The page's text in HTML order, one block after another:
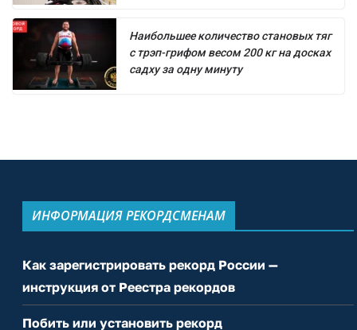
Наибольшее количество становых тяг
с трэп-грифом весом 200 кг на досках
садху за одну минуту
ИНФОРМАЦИЯ РЕКОРДСМЕНАМ
Как зарегистрировать рекорд России —
инструкция от Реестра рекордов
Побить или установить рекорд